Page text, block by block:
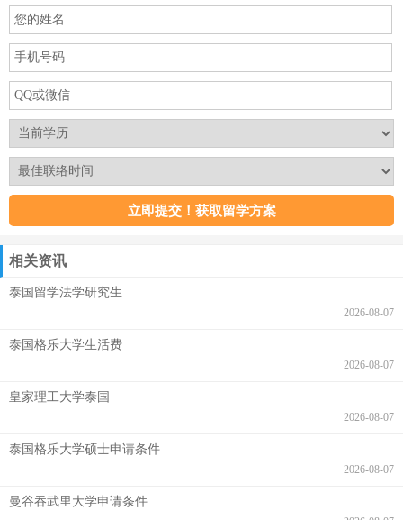
相关资讯
泰国留学法学研究生
2026-08-07
泰国格乐大学生活费
2026-08-07
皇家理工大学泰国
2026-08-07
泰国格乐大学硕士申请条件
2026-08-07
曼谷吞武里大学申请条件